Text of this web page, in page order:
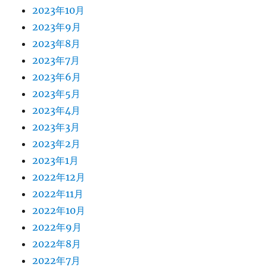
2023年10月
2023年9月
2023年8月
2023年7月
2023年6月
2023年5月
2023年4月
2023年3月
2023年2月
2023年1月
2022年12月
2022年11月
2022年10月
2022年9月
2022年8月
2022年7月